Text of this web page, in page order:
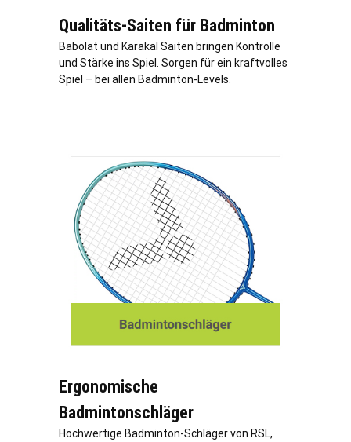
Qualitäts-Saiten für Badminton
Babolat und Karakal Saiten bringen Kontrolle
und Stärke ins Spiel. Sorgen für ein kraftvolles
Spiel – bei allen Badminton-Levels.
Ergonomische
Badmintonschläger
Hochwertige Badminton-Schläger von RSL,